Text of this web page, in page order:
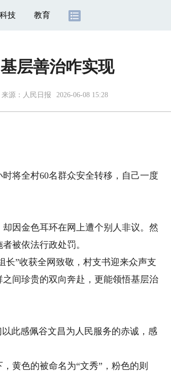
科技 教育
基层善治咋实现
来源： 人民日报 2026-06-08 15:28
将全村60名群众安全转移，自己一度
因金色耳环在网上遭个别人非议。然
被依法行政处罚。
”收获全网致敬，村支书迎来众声支
间珍贵的双向奔赴，更能领悟基层治
此感佩谷文昌为人民服务的赤诚，感
色的被命名为“文秀”，粉色的则